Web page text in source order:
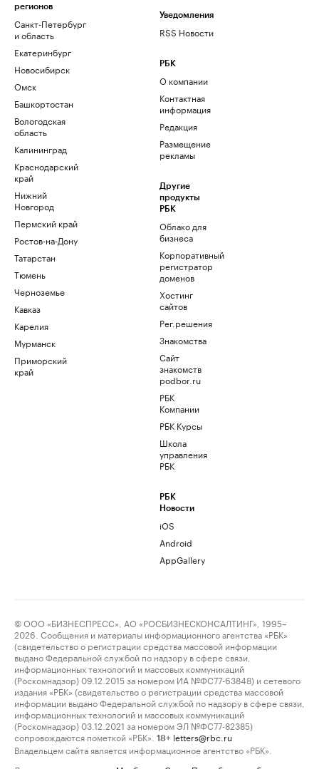
регионов
Санкт-Петербург
и область
Екатеринбург
Новосибирск
Омск
Башкортостан
Вологодская
область
Калининград
Краснодарский
край
Нижний
Новгород
Пермский край
Ростов-на-Дону
Татарстан
Тюмень
Черноземье
Кавказ
Карелия
Мурманск
Приморский
край
Уведомления
RSS Новости
РБК
О компании
Контактная
информация
Редакция
Размещение
рекламы
Другие
продукты
РБК
Облако для
бизнеса
Корпоративный
регистратор
доменов
Хостинг
сайтов
Рег.решения
Знакомства
Сайт
знакомств
podbor.ru
РБК
Компании
РБК Курсы
Школа
управления
РБК
РБК
Новости
iOS
Android
AppGallery
© ООО «БИЗНЕСПРЕСС», АО «РОСБИЗНЕСКОНСАЛТИНГ», 1995–
2026. Сообщения и материалы информационного агентства «РБК»
(свидетельство о регистрации средства массовой информации
выдано Федеральной службой по надзору в сфере связи,
информационных технологий и массовых коммуникаций
(Роскомнадзор) 09.12.2015 за номером ИА №ФС77-63848) и сетевого
издания «РБК» (свидетельство о регистрации средства массовой
информации выдано Федеральной службой по надзору в сфере связи,
информационных технологий и массовых коммуникаций
(Роскомнадзор) 03.12.2021 за номером ЭЛ №ФС77-82385)
сопровождаются пометкой «РБК».
18+ letters@rbc.ru
Владельцем сайта является информационное агентство «РБК».